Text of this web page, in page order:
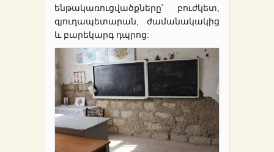
ենթակառուցվածքները՝ բուժկետ,
գյուղապետարան, ժամանակակից
և բարեկարգ դպրոց: